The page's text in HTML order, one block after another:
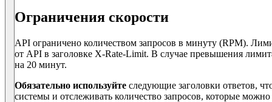
Ограничения скорости
API ограничено количеством запросов в минуту (RPM).
от API в заголовке X-Rate-Limit. В случае превышения
на 20 минут.
Обязательно используйте следующие заголовки ответов,
системы и отслеживать количество запросов, которые